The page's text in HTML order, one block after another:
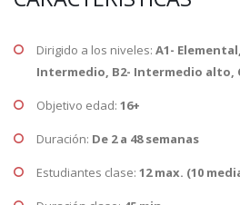
Dirigido a los niveles: A1-
Intermedio, B2- Intermedio alto,
Objetivo edad: 16+
Duración: De 2 a 48 semanas
Estudiantes clase: 12 max. (10